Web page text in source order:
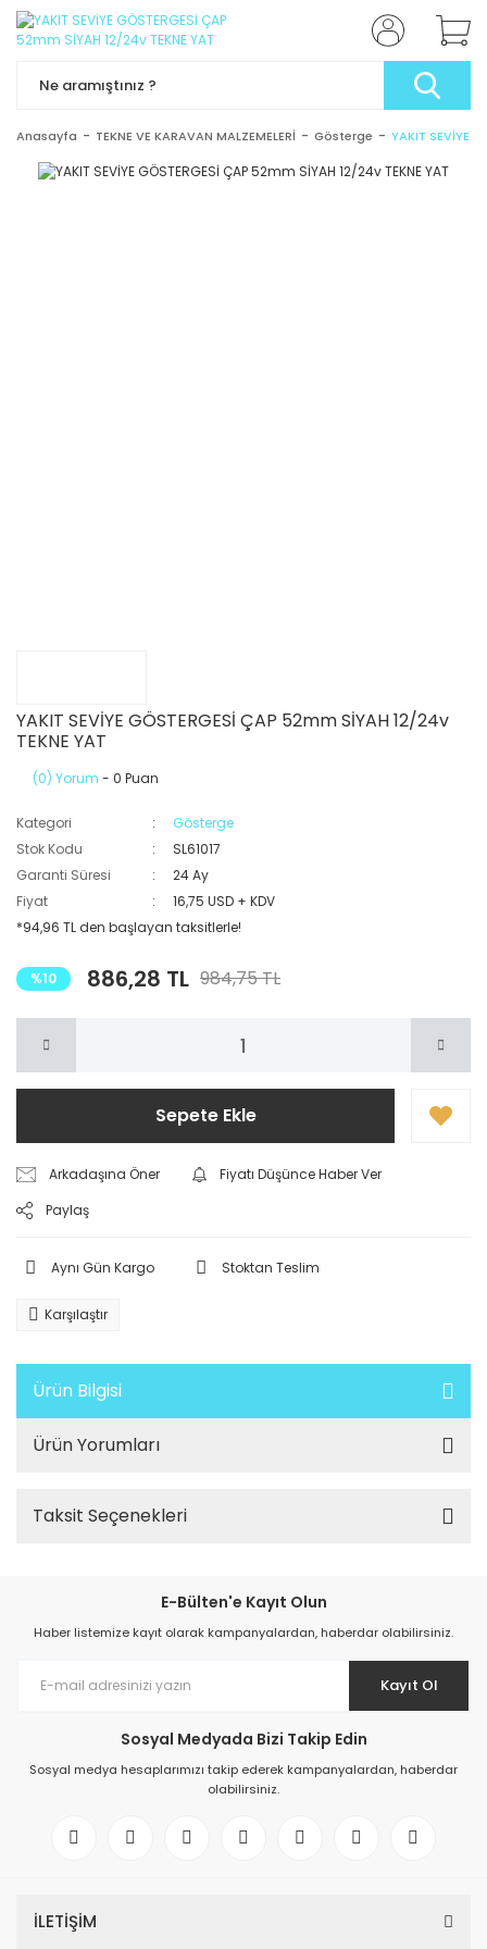
Anasayfa TEKNE VE KARAVAN MALZEMELERİ Gösterge YAKIT SEVİYE
YAKIT SEVİYE GÖSTERGESİ ÇAP 52mm SİYAH 12/24v
TEKNE YAT
(0) Yorum - 0 Puan
Kategori
Gösterge
Stok Kodu
SL61017
Garanti Süresi
24 Ay
Fiyat
16,75 USD + KDV
*94,96 TL den başlayan taksitlerle!
%10 886,28 TL 984,75 TL
Sepete Ekle
Arkadaşına Öner
Fiyatı Düşünce Haber Ver
Paylaş
Aynı Gün Kargo Stoktan Teslim
Karşılaştır
Ürün Bilgisi
Ürün Yorumları
Taksit Seçenekleri
E-Bülten'e Kayıt Olun
Haber listemize kayıt olarak kampanyalardan, haberdar olabilirsiniz.
Kayıt Ol
Sosyal Medyada Bizi Takip Edin
Sosyal medya hesaplarımızı takip ederek kampanyalardan, haberdar
olabilirsiniz.
İLETİŞİM